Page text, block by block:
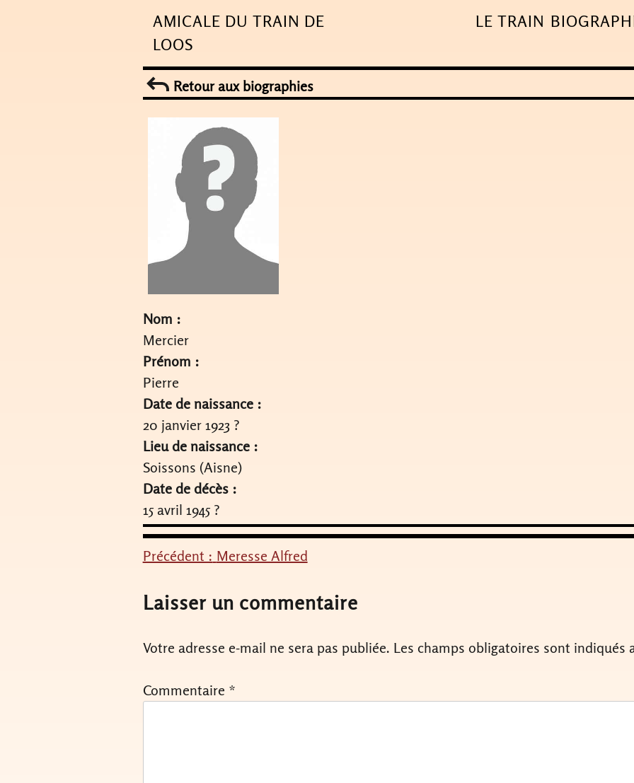
to
content
AMICALE DU TRAIN DE
LOOS
LE TRAIN
Retour aux biographies
Nom :
Mercier
Prénom :
Pierre
Date de naissance :
20 janvier 1923 ?
Lieu de naissance :
Soissons (Aisne)
Date de décès :
15 avril 1945 ?
Navigation
de
Précédent : Meresse Alfred
Laisser un commentaire
Votre adresse e-mail ne sera pas publiée. Les champs obligatoires sont indiqués
Commentaire *